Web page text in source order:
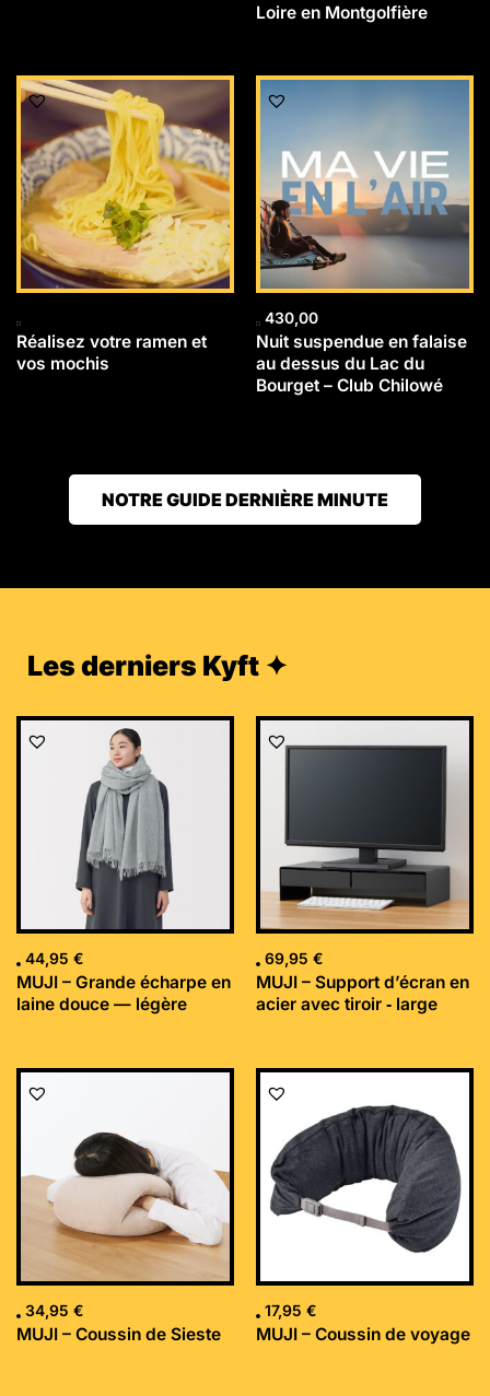
Loire en Montgolfière
Réalisez votre ramen et
vos mochis
430,00
Nuit suspendue en falaise
au dessus du Lac du
Bourget – Club Chilowé
NOTRE GUIDE DERNIÈRE MINUTE
Les derniers Kyft ✦
44,95 €
MUJI – Grande écharpe en
laine douce — légère
69,95 €
MUJI – Support d’écran en
acier avec tiroir ‐ large
34,95 €
MUJI – Coussin de Sieste
17,95 €
MUJI – Coussin de voyage